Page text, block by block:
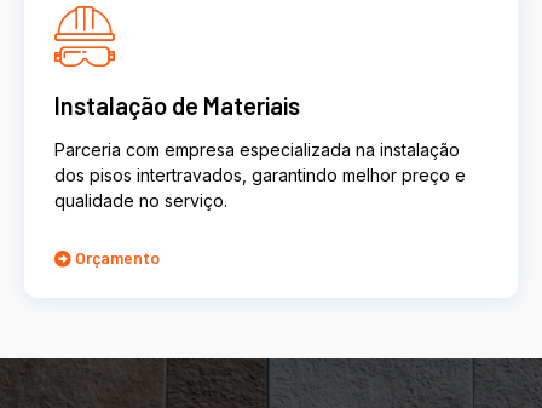
Instalação de Materiais
Parceria com empresa especializada na instalação
dos pisos intertravados, garantindo melhor preço e
qualidade no serviço.
Orçamento